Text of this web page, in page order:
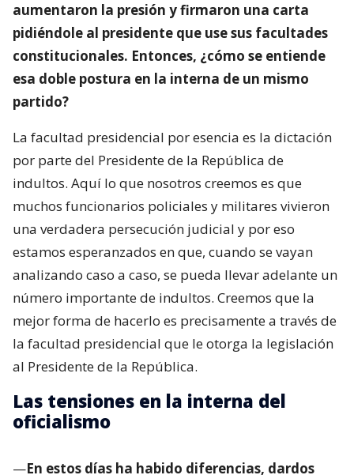
aumentaron la presión y firmaron una carta
pidiéndole al presidente que use sus facultades
constitucionales. Entonces, ¿cómo se entiende
esa doble postura en la interna de un mismo
partido?
La facultad presidencial por esencia es la dictación
por parte del Presidente de la República de
indultos. Aquí lo que nosotros creemos es que
muchos funcionarios policiales y militares vivieron
una verdadera persecución judicial y por eso
estamos esperanzados en que, cuando se vayan
analizando caso a caso, se pueda llevar adelante un
número importante de indultos. Creemos que la
mejor forma de hacerlo es precisamente a través de
la facultad presidencial que le otorga la legislación
al Presidente de la República.
Las tensiones en la interna del
oficialismo
—En estos días ha habido diferencias, dardos